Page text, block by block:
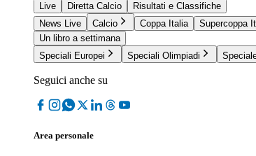
Live
Diretta Calcio
Risultati e Classifiche
News Live
Calcio Coppa Italia Supercoppa
Un libro a settimana
Speciali Europei
Speciali Olimpiadi
Seguici anche su
Area personale